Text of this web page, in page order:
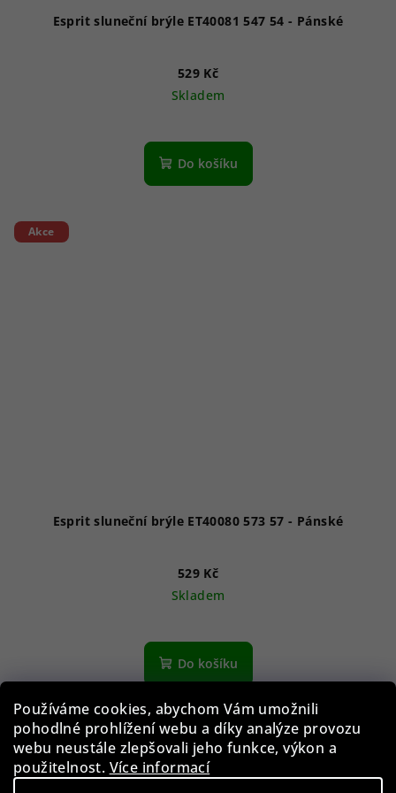
Používáme cookies, abychom Vám umožnili
pohodlné prohlížení webu a díky analýze provozu
webu neustále zlepšovali jeho funkce, výkon a
použitelnost. Více informací
Esprit sluneční brýle ET40081 547 54 - Pánské
529 Kč
Skladem
Do košíku
Akce
Esprit sluneční brýle ET40080 573 57 - Pánské
529 Kč
Skladem
Do košíku
Akce